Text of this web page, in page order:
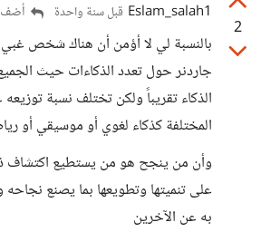
2
Eslam_salah1 قبل سنة واحدة أضف
بالنسبة لي لا أؤمن أن هناك شخص
جاردنر حول تعدد الذكاءات حيث
الذكاء تقريباً ولكن تختلف نسبة
المختلفة كذكاء لغوي أو موسيقي أو
وأن من ينجح هو من يستطيع اكتشاف
على تنميتها وتطويعها بما يصنع
به عن الآخرين